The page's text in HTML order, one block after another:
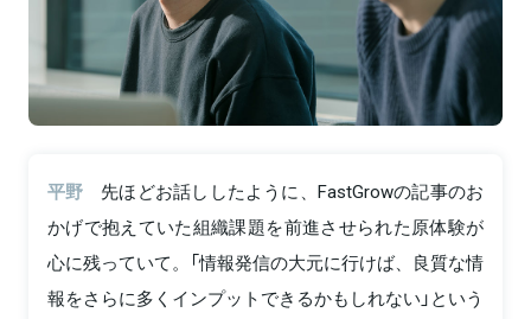
平野
先ほどお話ししたように、FastGrowの記事のお
かげで抱えていた組織課題を前進させられた原体験が
心に残っていて。「情報発信の大元に行けば、良質な情
報をさらに多くインプットできるかもしれない」という